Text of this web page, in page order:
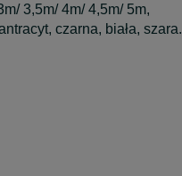
3,5m/ 4m/ 4,5m/ 5m,
czarna, biała, szara.